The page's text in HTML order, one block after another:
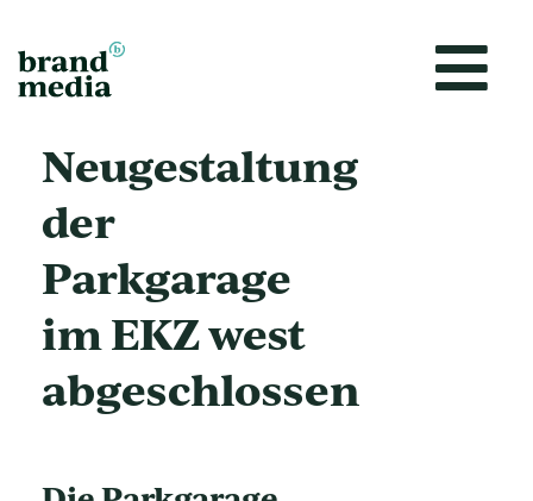
Inhalt
springen
Neugestaltung
der
Parkgarage
im EKZ west
abgeschlossen